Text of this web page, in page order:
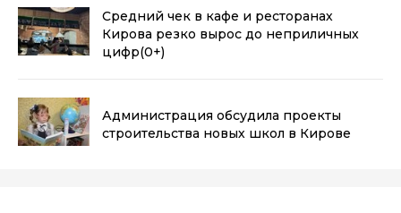
Средний чек в кафе и ресторанах
Кирова резко вырос до неприличных
цифр(0+)
Администрация обсудила проекты
строительства новых школ в Кирове